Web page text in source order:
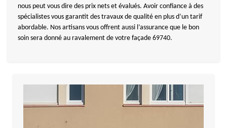
nous peut vous dire des prix nets et évalués. Avoir confiance à des
spécialistes vous garantit des travaux de qualité en plus d’un tarif
abordable. Nos artisans vous offrent aussi l’assurance que le bon
soin sera donné au ravalement de votre façade 69740.